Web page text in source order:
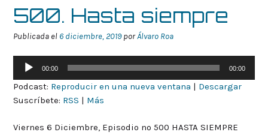
500. Hasta siempre
Publicada el 6 diciembre, 2019porÁlvaro Roa
Reproductor
audio
00:00 00:00
Podcast: Reproducir en una nueva ventana | Descargar
Suscríbete: RSS | Más
Viernes 6 Diciembre, Episodio nº 500 HASTA SIEMPRE